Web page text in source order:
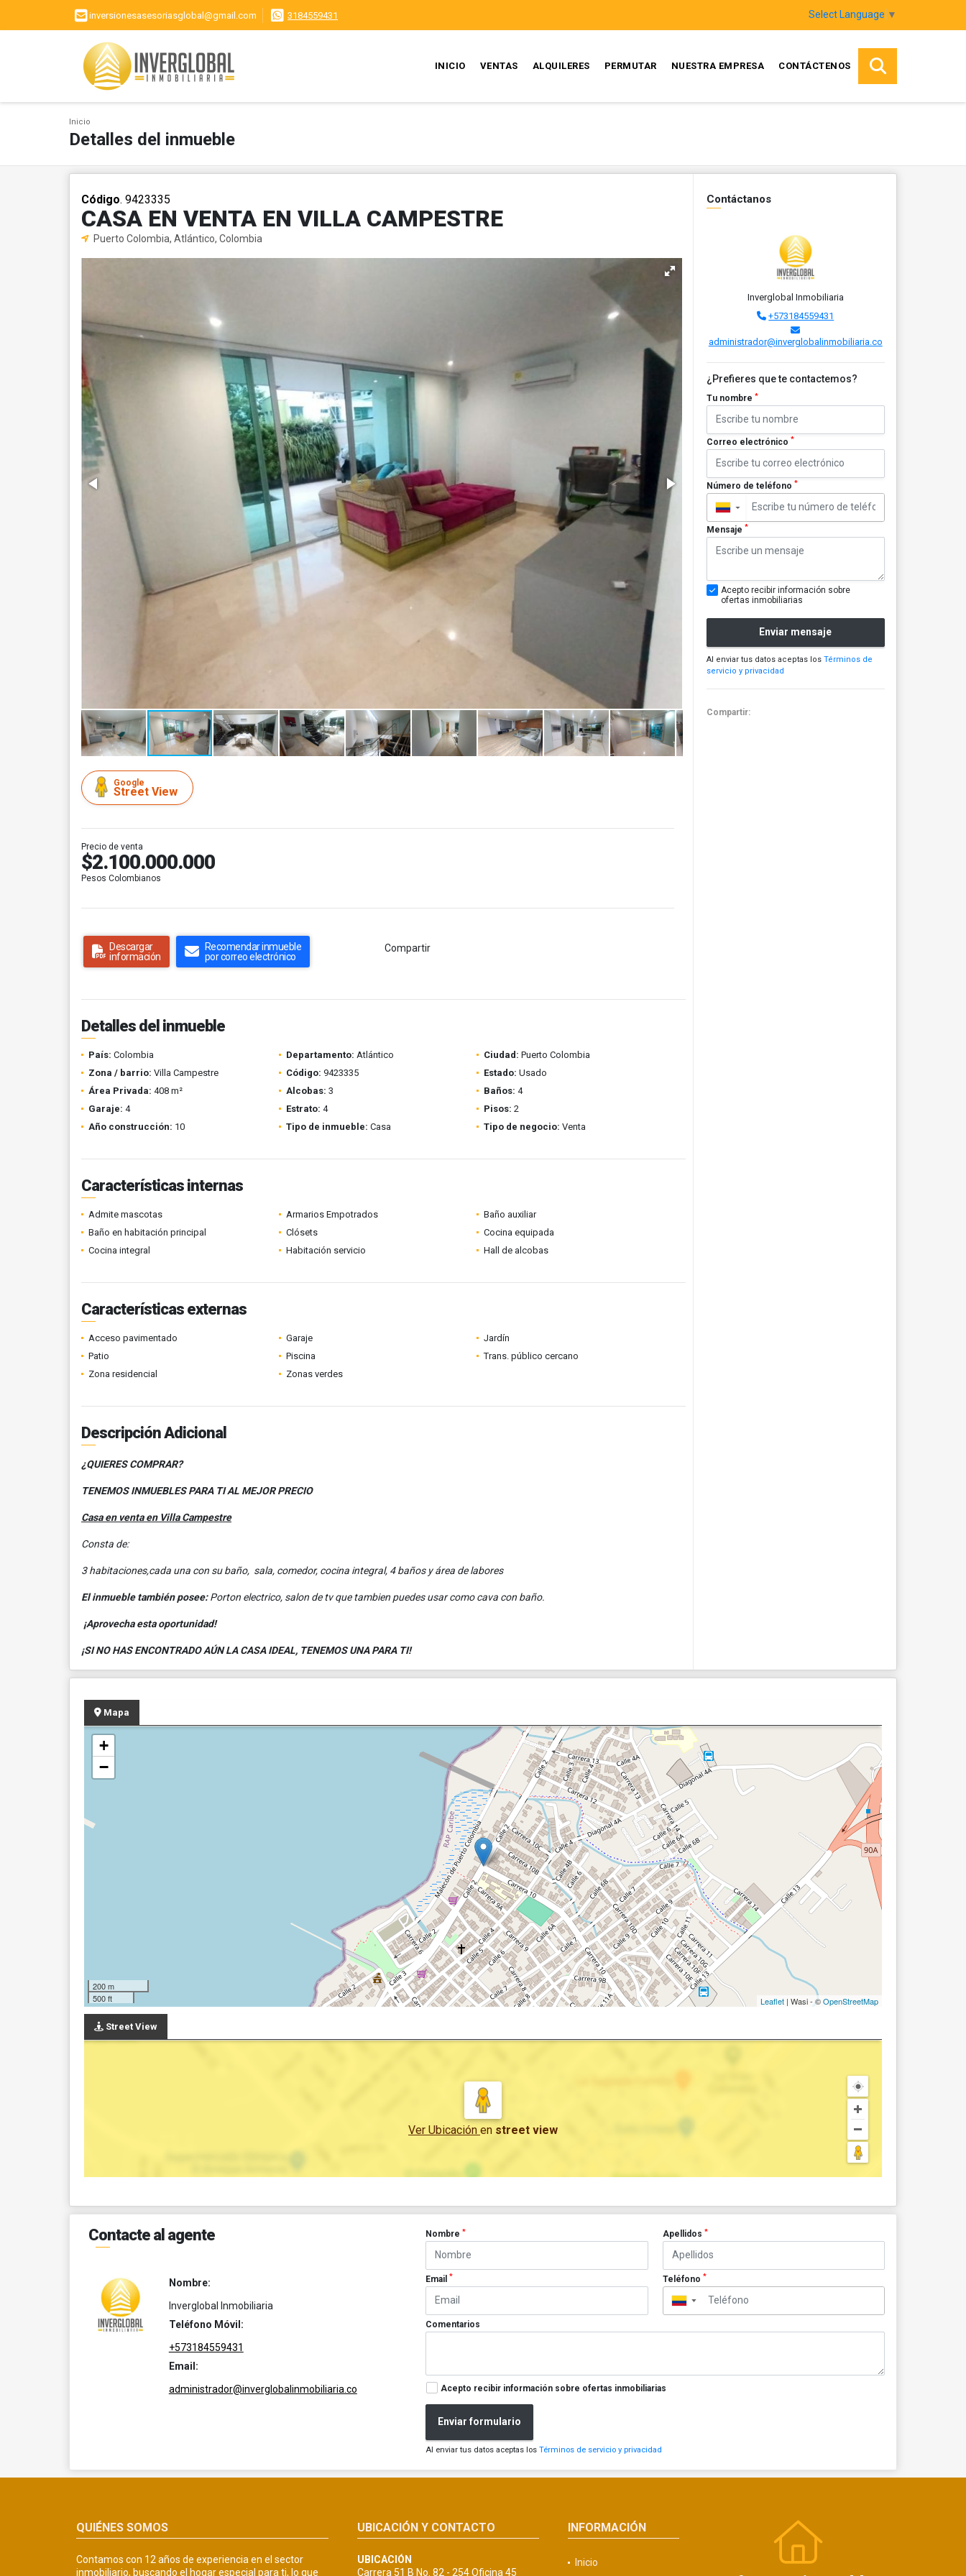
inversionesasesoriasglobal@gmail.com 3184559431 Select Language ▼
INICIO VENTAS ALQUILERES PERMUTAR NUESTRA EMPRESA CONTÁCTENOS
Inicio
Detalles del inmueble
Código. 9423335
CASA EN VENTA EN VILLA CAMPESTRE
Puerto Colombia, Atlántico, Colombia
Google
Street View
Precio de venta
$2.100.000.000
Pesos Colombianos
Descargar
información
Recomendar inmueble
por correo electrónico
Compartir
Detalles del inmueble
País: Colombia Departamento: Atlántico Ciudad: Puerto Colombia
Zona / barrio: Villa Campestre Código: 9423335 Estado: Usado
Área Privada: 408 m² Alcobas: 3 Baños: 4
Garaje: 4 Estrato: 4 Pisos: 2
Año construcción: 10 Tipo de inmueble: Casa Tipo de negocio: Venta
Características internas
Admite mascotas Armarios Empotrados
Baño auxiliar
Baño en habitación principal
Clósets
Cocina equipada
Cocina integral
Habitación servicio Hall de alcobas
Características externas
Acceso pavimentado Garaje
Jardín
Patio
Piscina
Trans. público cercano
Zona residencial
Zonas verdes
Descripción Adicional
¿QUIERES COMPRAR?
TENEMOS INMUEBLES PARA TI AL MEJOR PRECIO
Casa en venta en Villa Campestre
Consta de:
3 habitaciones,cada una con su baño, sala, comedor, cocina integral, 4 baños y área de labores
El inmueble también posee:Porton electrico, salon de tv que tambien puedes usar como cava con baño.
¡Aprovecha esta oportunidad!
¡SI NO HAS ENCONTRADO AÚN LA CASA IDEAL, TENEMOS UNA PARA TI!
Contáctanos
Inverglobal Inmobiliaria
+573184559431
administrador@inverglobalinmobiliaria.co
¿Prefieres que te contactemos?
Tu nombre *
Correo electrónico *
Número de teléfono *
▼
Mensaje *
Acepto recibir información sobre
ofertas inmobiliarias
Enviar mensaje
Al enviar tus datos aceptas los Términos de
servicio y privacidad
Compartir:
Mapa
+
−
200 m
500 ft
Leaflet | Wasi - ©OpenStreetMap
Street View
Ver Ubicación en street view
Contacte al agente
Nombre:
Inverglobal Inmobiliaria
Teléfono Móvil:
+573184559431
Email:
administrador@inverglobalinmobiliaria.co
Nombre* Apellidos *
Email* Teléfono *
▼
Comentarios
Acepto recibir información sobre ofertas inmobiliarias
Enviar formulario
Al enviar tus datos aceptas losTérminos de servicio y privacidad
QUIÉNES SOMOS
Contamos con 12 años de experiencia en el sector
inmobiliario, buscando el hogar especial para ti, lo que
UBICACIÓN Y CONTACTO
UBICACIÓN
Carrera 51 B No. 82 - 254 Oficina 45
INFORMACIÓN
Inicio